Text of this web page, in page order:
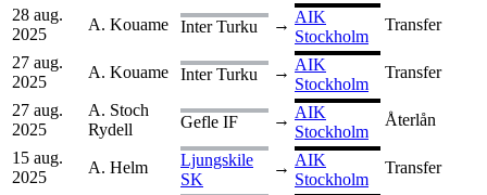
28 aug.
2025
A. Kouame Inter Turku → AIK
Stockholm
Transfer
27 aug.
2025
A. Kouame Inter Turku → AIK
Stockholm
Transfer
27 aug.
2025
A. Stoch
Rydell
Gefle IF → AIK
Stockholm
Återlån
15 aug.
2025
A. Helm
Ljungskile
SK
→ AIK
Stockholm
Transfer